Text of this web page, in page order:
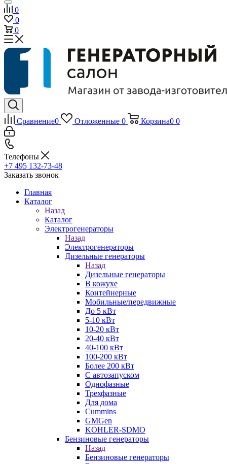
0
0
0
Сравнение0 Отложенные 0 Корзина0 0
Телефоны
+7 495 132-73-48
Заказать звонок
Главная
Каталог
Назад
Каталог
Электрогенераторы
Назад
Электрогенераторы
Дизельные генераторы
Назад
Дизельные генераторы
В кожухе
Контейнерные
Мобильные/передвижные
До 5 кВт
5-10 кВт
10-20 кВт
20-40 кВт
40-100 кВт
100-200 кВт
Более 200 кВт
С автозапуском
Однофазные
Трехфазные
Для дома
Cummins
GMGen
KOHLER-SDMO
Бензиновые генераторы
Назад
Бензиновые генераторы